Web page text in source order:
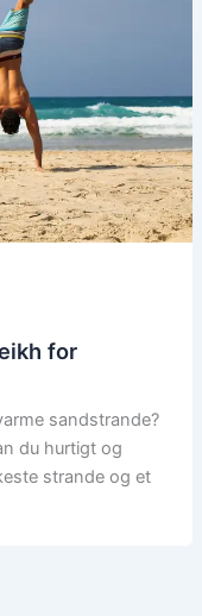
for
sandstrande?
du hurtigt og
strande og et